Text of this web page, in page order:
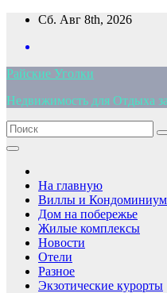
Перейти
содержимому
Сб. Авг 8th, 2026
Райские Уголки
Недвижимость для Отдыха
На главную
Виллы и
Дом на побережье
Жилые комплексы
Новости
Отели
Разное
Экзотические курорты